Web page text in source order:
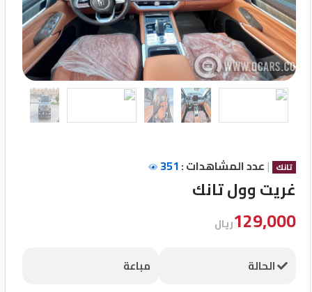
تسجيل
الدخول
English
مستثمري
المعارض
تانك | عدد المشاهدات :351
غريت وول تانك
129,000ريال
الحالة
مباعة